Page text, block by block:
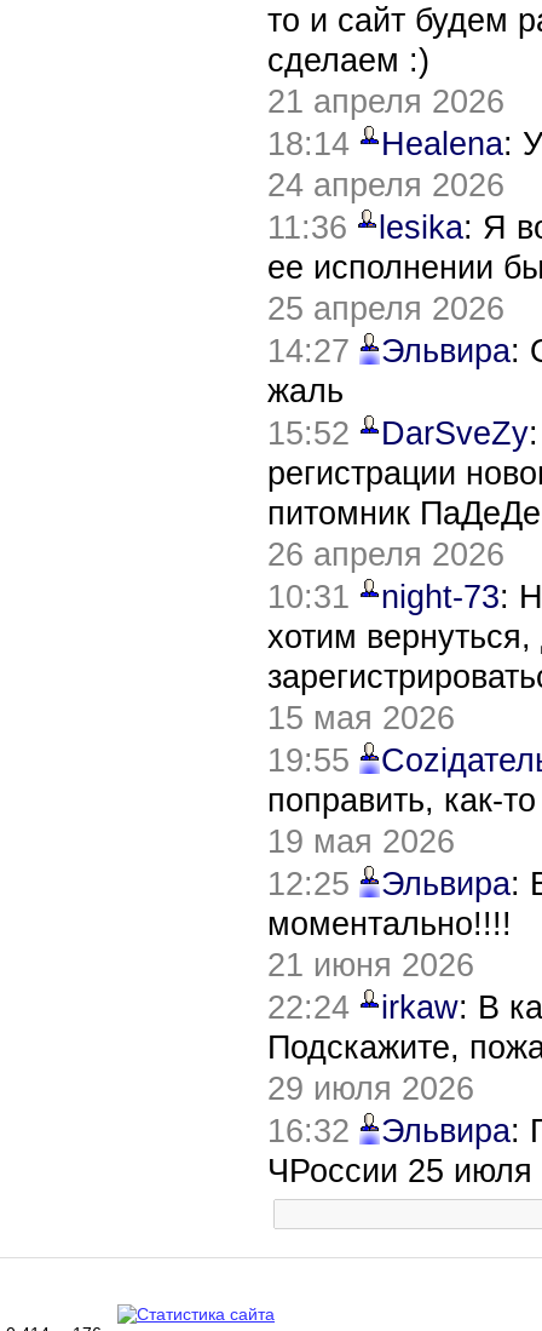
то и сайт будем
сделаем :)
21 апреля 2026
18:14
Healena:
24 апреля 2026
11:36
lesika: Я
ее исполнении
25 апреля 2026
14:27
Эльвира:
жаль
15:52
DarSveZy
регистрации
питомник
26 апреля 2026
10:31
night-73:
хотим
15 мая 2026
19:55
поправить, как-
19 мая 2026
12:25
Эльвира:
моментально!!!!
21 июня 2026
22:24
irkaw: В
Подскажите,
29 июля 2026
16:32
Эльвира:
ЧРоссии 25 июля